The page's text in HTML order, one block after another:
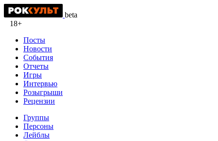
beta
18+
Посты
Новости
События
Отчеты
Игры
Интервью
Розыгрыши
Рецензии
Группы
Персоны
Лейблы